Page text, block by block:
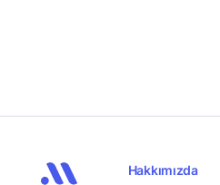
Hakkımızda